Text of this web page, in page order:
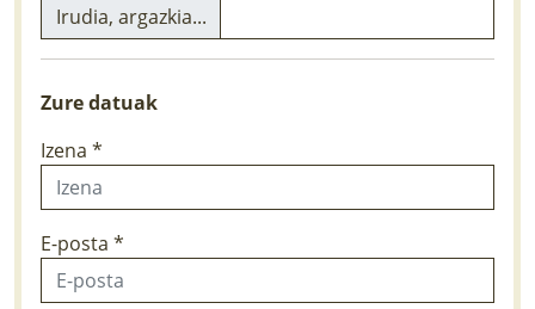
Irudia, argazkia...
Zure datuak
Izena *
E-posta *